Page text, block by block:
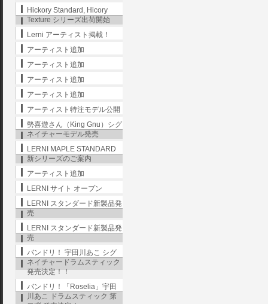
Hickory Standard, Hicory
Texture シリーズ出荷開始
Lerni アーティスト掲載！
アーティスト追加
アーティスト追加
アーティスト追加
アーティスト追加
アーティスト特注モデル公開
勢喜遊さん（King Gnu）シグ
ネイチャーモデル発売
LERNI MAPLE STANDARD
新シリーズのご案内
アーティスト追加
LERNI サイト オープン
LERNI スタンダード新製品発
売
LERNI スタンダード新製品発
売
バンドリ！ 宇田川あこ シグ
ネイチャードラムスティック
発売決定！！
バンドリ！「Roselia」宇田
川あこ ドラムスティック 第